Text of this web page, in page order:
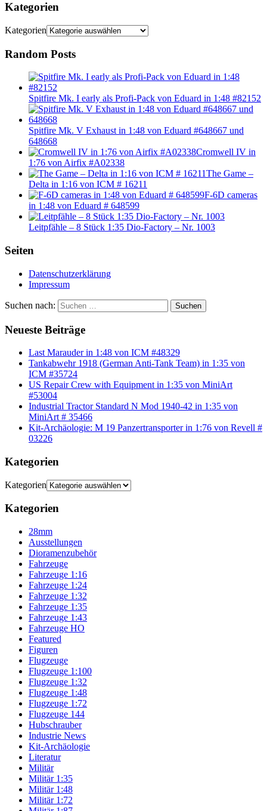
Kategorien
Kategorien
Random Posts
Spitfire Mk. I early als Profi-Pack von Eduard in 1:48 #82152
Spitfire Mk. V Exhaust in 1:48 von Eduard #648667 und
648668
Cromwell IV in
1:76 von Airfix #A02338
The Game –
Delta in 1:16 von ICM # 16211
F-6D cameras
in 1:48 von Eduard # 648599
Leitpfähle – 8 Stück 1:35 Dio-Factory – Nr. 1003
Seiten
Datenschutzerklärung
Impressum
Suchen nach: Suchen
Neueste Beiträge
Last Marauder in 1:48 von ICM #48329
Tankabwehr 1918 (German Anti-Tank Team) in 1:35 von
ICM #35724
US Repair Crew with Equipment in 1:35 von MiniArt
#53004
Industrial Tractor Standard N Mod 1940-42 in 1:35 von
MiniArt # 35466
Kit-Archäologie: M 19 Panzertransporter in 1:76 von Revell #
03226
Kategorien
Kategorien
Kategorien
28mm
Ausstellungen
Dioramenzubehör
Fahrzeuge
Fahrzeuge 1:16
Fahrzeuge 1:24
Fahrzeuge 1:32
Fahrzeuge 1:35
Fahrzeuge 1:43
Fahrzeuge HO
Featured
Figuren
Flugzeuge
Flugzeuge 1:100
Flugzeuge 1:32
Flugzeuge 1:48
Flugzeuge 1:72
Flugzeuge 144
Hubschrauber
Industrie News
Kit-Archäologie
Literatur
Militär
Militär 1:35
Militär 1:48
Militär 1:72